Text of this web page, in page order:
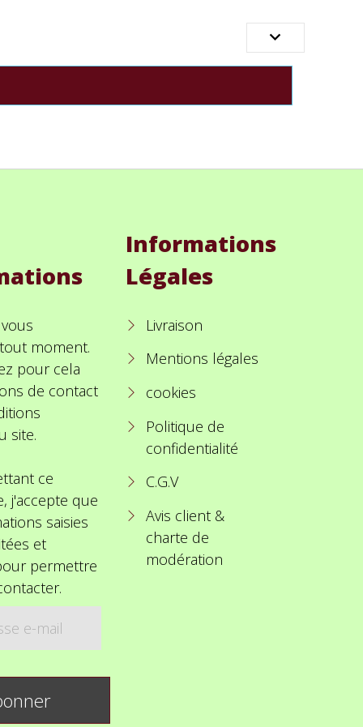

moment.
pour cela
de contact
site.
ce
j'accepte que
saisies
et
permettre
Informations
Légales
Livraison
Mentions légales
cookies
Politique de
confidentialité
C.G.V
Avis client &
charte de
modération